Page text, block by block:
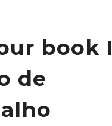
book I
de